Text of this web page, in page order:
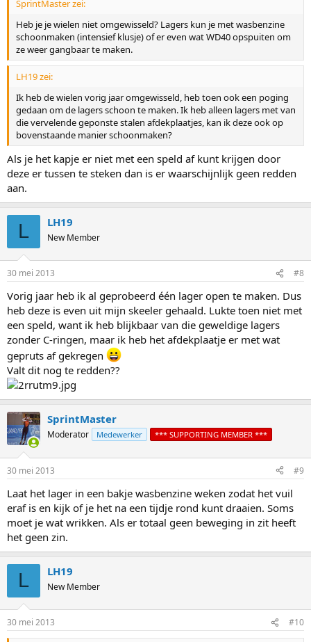
SprintMaster zei:
Heb je je wielen niet omgewisseld? Lagers kun je met wasbenzine
schoonmaken (intensief klusje) of er even wat WD40 opspuiten om
ze weer gangbaar te maken.
LH19 zei:
Ik heb de wielen vorig jaar omgewisseld, heb toen ook een poging
gedaan om de lagers schoon te maken. Ik heb alleen lagers met van
die vervelende geponste stalen afdekplaatjes, kan ik deze ook op
bovenstaande manier schoonmaken?
Als je het kapje er niet met een speld af kunt krijgen door
deze er tussen te steken dan is er waarschijnlijk geen redden
aan.
L LH19
New Member
30 mei 2013 #8
Vorig jaar heb ik al geprobeerd één lager open te maken. Dus
heb deze is even uit mijn skeeler gehaald. Lukte toen niet met
een speld, want ik heb blijkbaar van die geweldige lagers
zonder C-ringen, maar ik heb het afdekplaatje er met wat
gepruts af gekregen
Valt dit nog te redden??
SprintMaster
Moderator Medewerker *** SUPPORTING MEMBER ***
30 mei 2013 #9
Laat het lager in een bakje wasbenzine weken zodat het vuil
eraf is en kijk of je het na een tijdje rond kunt draaien. Soms
moet je wat wrikken. Als er totaal geen beweging in zit heeft
het geen zin.
L LH19
New Member
30 mei 2013 #10